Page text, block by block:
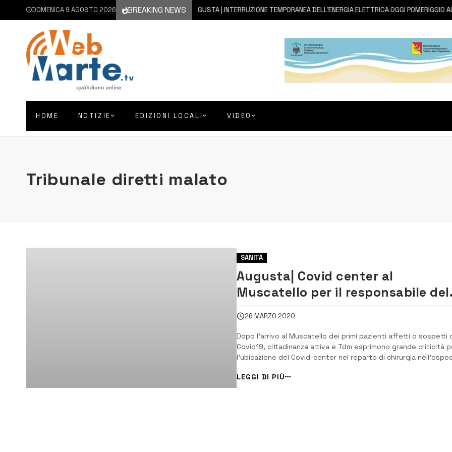
DOMENICA 9 AGOSTO 2026 BREAKING NEWS
9 AGOSTO 2026 AUGUSTA | INTERRUZIONE TEMPORANEA DELL’ENERGIA ELETTRICA OGGI POMERIGGIO ALLA
HOME NOTIZIE EDIZIONI LOCALI VIDEO
Tribunale diretti malato
SANITÀ
Augusta| Covid center al
Muscatello per il responsabile del
Tdm,Tringali: scelta sbagliata
26 MARZO 2020
Dopo l’arrivo al Muscatello dei primi pazienti affetti o sospetti
Covid19, cittadinanza attiva e Tdm esprimono grande criticità
l’ubicazione del Covid-center nel reparto di chirurgia
è stato dismesso per ospitare un Covid center ci sono allo
at...
LEGGI DI PIÙ